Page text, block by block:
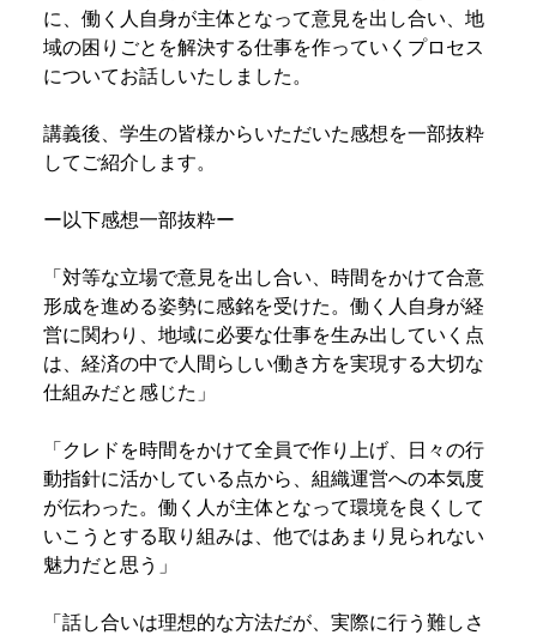
に、働く人自身が主体となって意見を出し合い、地
域の困りごとを解決する仕事を作っていくプロセス
についてお話しいたしました。
講義後、学生の皆様からいただいた感想を一部抜粋
してご紹介します。
ー以下感想一部抜粋ー
「対等な立場で意見を出し合い、時間をかけて合意
形成を進める姿勢に感銘を受けた。働く人自身が経
営に関わり、地域に必要な仕事を生み出していく点
は、経済の中で人間らしい働き方を実現する大切な
仕組みだと感じた」
「クレドを時間をかけて全員で作り上げ、日々の行
動指針に活かしている点から、組織運営への本気度
が伝わった。働く人が主体となって環境を良くして
いこうとする取り組みは、他ではあまり見られない
魅力だと思う」
「話し合いは理想的な方法だが、実際に行う難しさ